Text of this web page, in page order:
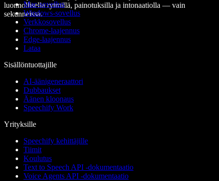
luonnollisella rytmillä, painotuksilla ja intonaatiolla — vain
sekunneissa.
Mac-sovellus
Windows-sovellus
Verkkosovellus
Chrome-laajennus
Edge-laajennus
Lataa
Sisällöntuottajille
AI-äänigeneraattori
Dubbaukset
Äänen kloonaus
Speechify Work
Yrityksille
Speechify kehittäjille
Tiimit
Koulutus
Text to Speech API -dokumentaatio
Voice Agents API -dokumentaatio